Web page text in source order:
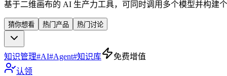
基于二维画布的 AI 生产力工具，可同时调用多个模型并构建个
猜你想看 热门产品 热门讨论
知识管理#AI#Agent#知识库
免费增值
认领